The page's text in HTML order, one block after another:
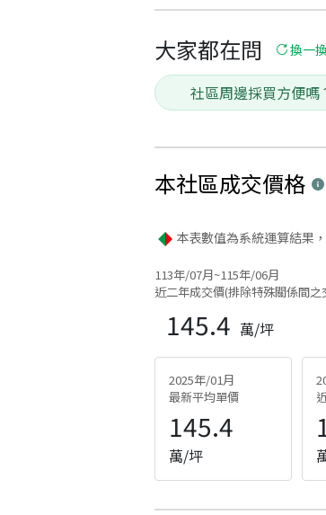
大家都在問 換一換
社區周邊採買方便嗎
本社區成交價格
本表數值為系統運算結果
113年/07月~115年/06月
近二年成交價(排除特殊關係間之
145.4 萬/坪
2025年/01月
最新平均單價
145.4
萬/坪